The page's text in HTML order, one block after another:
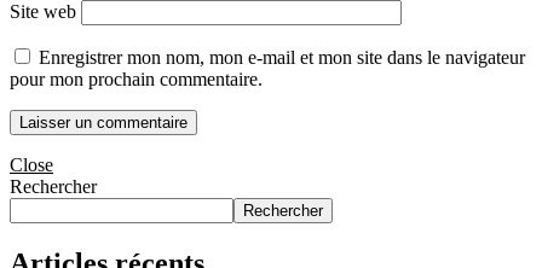
Site web
Enregistrer mon nom, mon e-mail et mon site dans le navigateur
pour mon prochain commentaire.
Close
Rechercher
Rechercher